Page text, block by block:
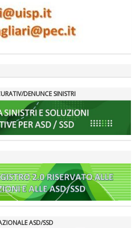
traccia il bilancio della stagione
DENUNCE SINISTRI
ASD/SSD